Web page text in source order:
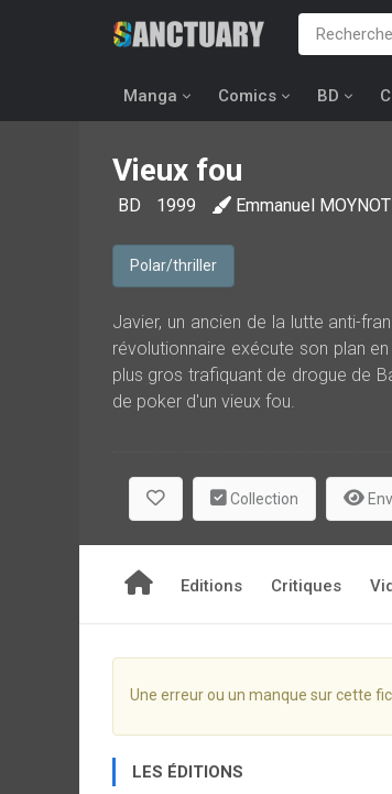
Manga Comics BD
Vieux fou
BD 1999 Emmanuel MOYNOT
Polar/thriller
Javier, un ancien de la lutte anti-
révolutionnaire exécute son plan
plus gros trafiquant de drogue de
de poker d'un vieux fou.
Collection
Editions Critiques
Une erreur ou un manque sur cette
LES ÉDITIONS